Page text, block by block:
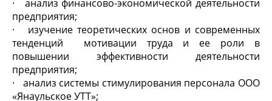
· анализ финансово-экономической деятельности
предприятия;
· изучение теоретических основ и современных
тенденций мотивации труда и ее роли в
повышении эффективности деятельности
предприятия;
· анализ системы стимулирования персонала ООО
«Янаульское УТТ»;